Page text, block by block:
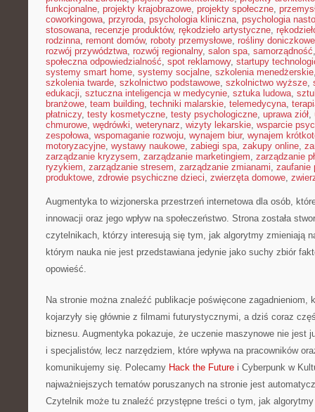
funkcjonalne, projekty krajobrazowe, projekty społeczne,
coworkingowa, przyroda, psychologia kliniczna, psychologia
stosowana, recenzje produktów, rękodzieło artystyczne,
rodzinna, remont domów, roboty przemysłowe, rośliny doniczkowe
rozwój przywództwa, rozwój regionalny, salon spa, samorządność
społeczna odpowiedzialność, spot reklamowy, startupy
systemy smart home, systemy socjalne, szkolenia menedżerskie
szkolenia twarde, szkolnictwo podstawowe, szkolnictwo wyższe,
edukacji, sztuczna inteligencja w medycynie, sztuka ludowa,
branżowe, team building, techniki malarskie, telemedycyna,
płatniczy, testy kosmetyczne, testy psychologiczne, uprawa ziół,
chmurowe, wędrówki, weterynarz, wizyty lekarskie, wsparcie
zespołowa, wspomaganie rozwoju, wynajem biur, wynajem
motoryzacyjne, wystawy naukowe, zabiegi spa, zakupy online,
zarządzanie kryzysem, zarządzanie marketingiem, zarządzanie
ryzykiem, zarządzanie stresem, zarządzanie zmianami, zaufanie
produktowe, zdrowie psychiczne dzieci, zwierzęta domowe,
Augmentyka to wizjonerska przestrzeń internetowa dla osób,
innowacji oraz jego wpływ na społeczeństwo. Strona została
czytelnikach, którzy interesują się tym, jak algorytmy zmieniają
którym nauka nie jest przedstawiana jedynie jako suchy zbiór
opowieść.
Na stronie można znaleźć publikacje poświęcone zagadnieniom,
kojarzyły się głównie z filmami futurystycznymi, a dziś coraz
biznesu. Augmentyka pokazuje, że uczenie maszynowe nie jest
i specjalistów, lecz narzędziem, które wpływa na pracowników
komunikujemy się. Polecamy Hack the Future i Cyberpunk w
najważniejszych tematów poruszanych na stronie jest
Czytelnik może tu znaleźć przystępne treści o tym, jak algorytmy